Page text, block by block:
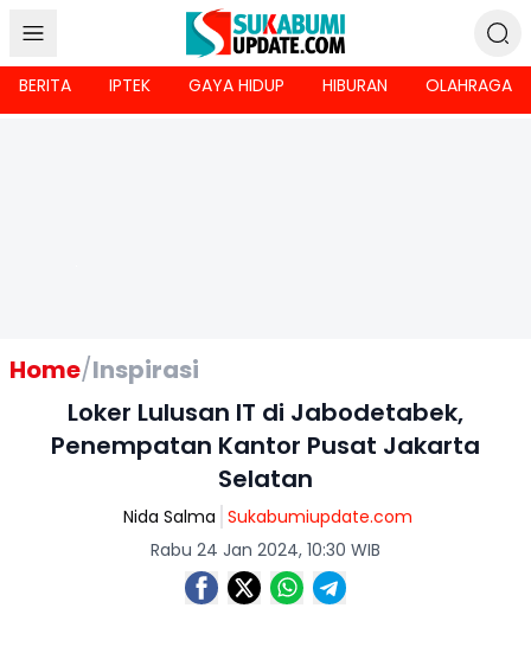
BERITA IPTEK GAYA HIDUP HIBURAN OLAHRAGA
Home/Inspirasi
Loker Lulusan IT di Jabodetabek,
Penempatan Kantor Pusat Jakarta
Selatan
Nida Salma Sukabumiupdate.com
Rabu 24 Jan 2024, 10:30 WIB